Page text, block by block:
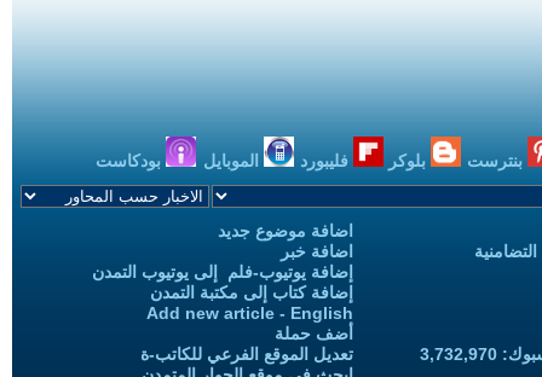
بنترست بلوكر فليبورد الموبايل بودكاست
اضافة موضوع جديد
اضافة خبر
إضافة يوتيوب-فلم إلى يوتيوب التمدن
إضافة كتاب إلى مكتبة التمدن
Add new article - English
أضف حملة
تعديل الموقع الفرعي للكاتب-ة